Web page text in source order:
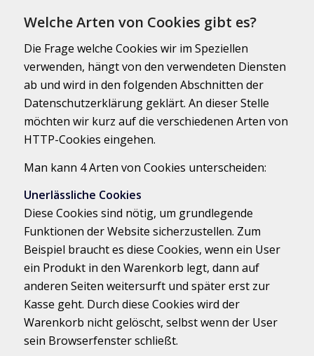
Welche Arten von Cookies gibt es?
Die Frage welche Cookies wir im Speziellen
verwenden, hängt von den verwendeten Diensten
ab und wird in den folgenden Abschnitten der
Datenschutzerklärung geklärt. An dieser Stelle
möchten wir kurz auf die verschiedenen Arten von
HTTP-Cookies eingehen.
Man kann 4 Arten von Cookies unterscheiden:
Unerlässliche Cookies
Diese Cookies sind nötig, um grundlegende
Funktionen der Website sicherzustellen. Zum
Beispiel braucht es diese Cookies, wenn ein User
ein Produkt in den Warenkorb legt, dann auf
anderen Seiten weitersurft und später erst zur
Kasse geht. Durch diese Cookies wird der
Warenkorb nicht gelöscht, selbst wenn der User
sein Browserfenster schließt.